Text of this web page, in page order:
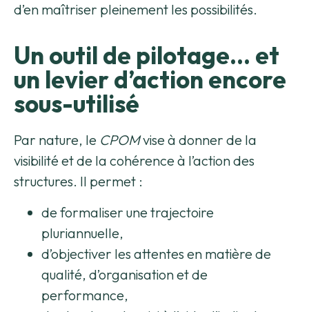
d’en maîtriser pleinement les possibilités.
Un outil de pilotage… et
un levier d’action encore
sous-utilisé
Par nature, le CPOMvise à donner de la
visibilité et de la cohérence à l’action des
structures. Il permet :
de formaliser une trajectoire
pluriannuelle,
d’objectiver les attentes en matière de
qualité, d’organisation et de
performance,